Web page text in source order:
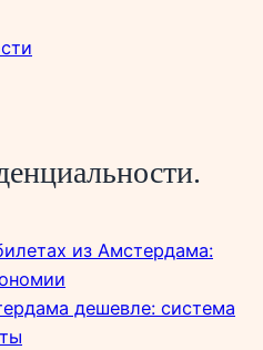
из Амстердама:
дешевле: система